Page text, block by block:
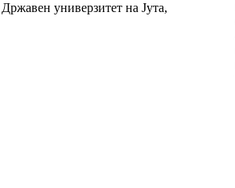
универзитет на Јута,